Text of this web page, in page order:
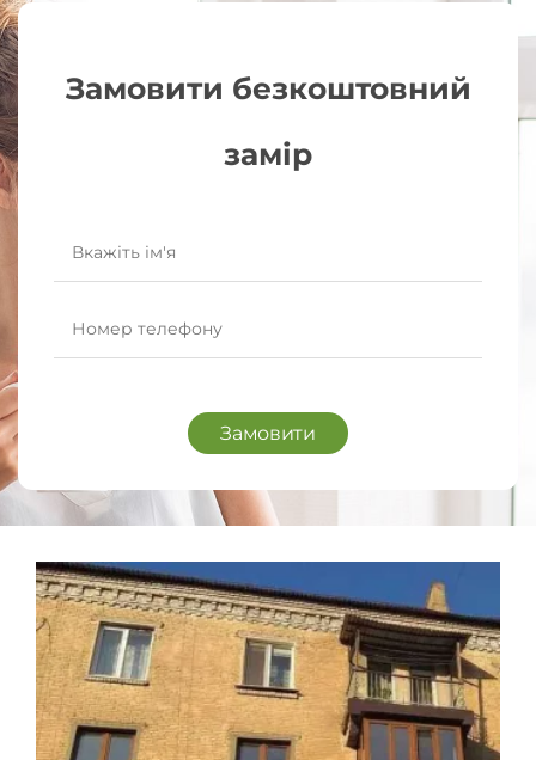
Замовити безкоштовний
замір
Замовити